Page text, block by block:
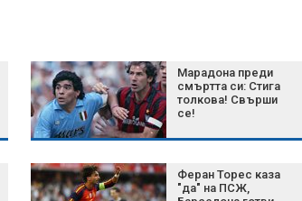
Марадона преди
смъртта си: Стига
толкова! Свърши
се!
Феран Торес каза
"да" на ПСЖ,
Рецепта за ароматни
задушени миди
Три смени по 8 часа и